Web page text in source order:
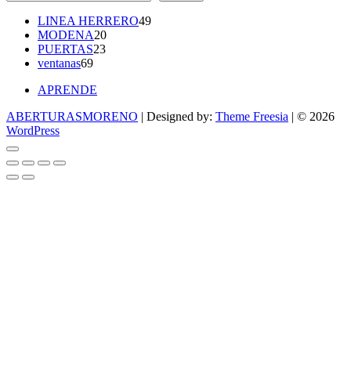
LINEA HERRERO4949
MODENA2020
PUERTAS2323
ventanas6969
APRENDE
ABERTURASMORENO | Designed by: Theme Freesia | © 2026
WordPress
Go
to
top